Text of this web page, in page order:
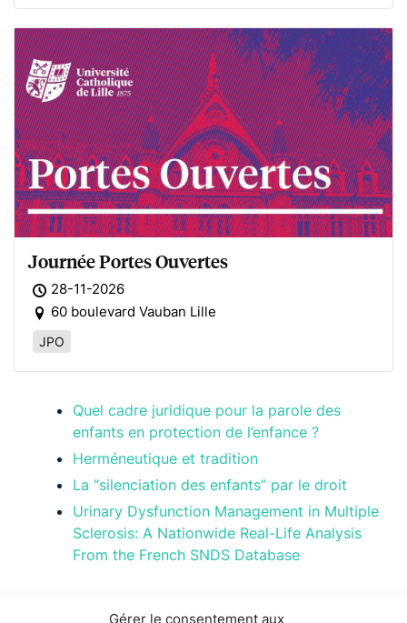
Gérer le consentement aux
Journée Portes Ouvertes
28-11-2026
60 boulevard Vauban Lille
JPO
Quel cadre juridique pour la parole des
enfants en protection de l’enfance ?
Herméneutique et tradition
La “silenciation des enfants” par le droit
Urinary Dysfunction Management in Multiple
Sclerosis: A Nationwide Real-Life Analysis
From the French SNDS Database